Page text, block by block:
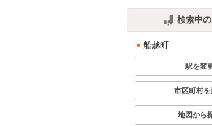
検索中
船越町
駅を変
市区町村
地図から